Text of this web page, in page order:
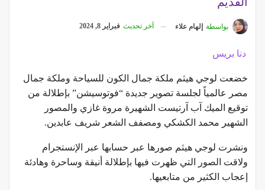
بواسطة إلهام علاء آخر تحديث فبراير 8, 2024
دنا بريس
خضعت لوجي هيثم ملكة جمال الكون للسياحة وملكة جمال
مصر عالمياً لجلسة تصوير جديدة “فوتوسيشن” بإطلالة من
توقيع الميك آب آرتيست الشهيرة مروة غازي والمصور
الشهير محمد الكشكي ومصفف الشعر شريف عابدين.
ونشرت لوجي هيثم صورها عبر حسابها عبر الإنستجرام
ولاقت الصور التي ظهرت فيها بإطلالة أنيقة وساحرة وهادئة
إعجاب الكثير من متابعيها.